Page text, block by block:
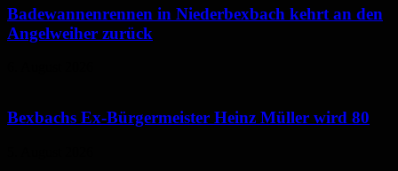
Badewannenrennen in Niederbexbach kehrt an den
Angelweiher zurück
Bexbachs Ex-Bürgermeister Heinz Müller wird 80